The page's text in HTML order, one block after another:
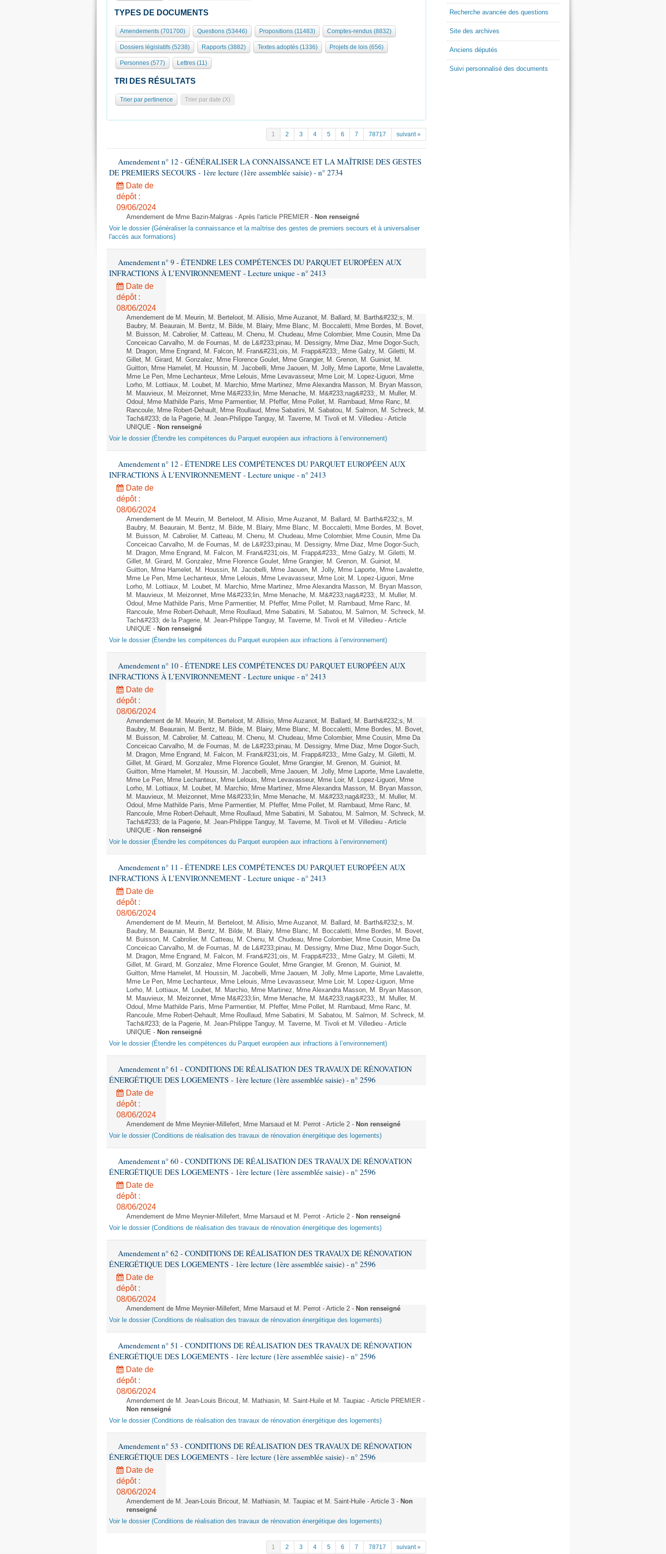
TYPES DE DOCUMENTS
Amendements (701700) Questions (53446) Propositions (11483) Comptes-rendus (8832)
Dossiers législatifs (5238) Rapports (3882) Textes adoptés (1336) Projets de lois (656)
Personnes (577) Lettres (11)
TRI DES RÉSULTATS
Trier par pertinence Trier par date (X)
1 2 3 4 5 6 7 78717 suivant »
Amendement n° 12 - GÉNÉRALISER LA CONNAISSANCE ET LA MAÎTRISE DES GESTES
DE PREMIERS SECOURS - 1ère lecture (1ère assemblée saisie) - n° 2734
Date de
dépôt :
09/06/2024
Amendement de Mme Bazin-Malgras - Après l'article PREMIER - Non renseigné
Voir le dossier (Généraliser la connaissance et la maîtrise des gestes de premiers secours et à universaliser
l'accès aux formations)
Amendement n° 9 - ÉTENDRE LES COMPÉTENCES DU PARQUET EUROPÉEN AUX
INFRACTIONS À L’ENVIRONNEMENT - Lecture unique - n° 2413
Date de
dépôt :
08/06/2024
Amendement de M. Meurin, M. Berteloot, M. Allisio, Mme Auzanot, M. Ballard, M. Barth&#232;s, M.
Baubry, M. Beaurain, M. Bentz, M. Bilde, M. Blairy, Mme Blanc, M. Boccaletti, Mme Bordes, M. Bovet,
M. Buisson, M. Cabrolier, M. Catteau, M. Chenu, M. Chudeau, Mme Colombier, Mme Cousin, Mme Da
Conceicao Carvalho, M. de Fournas, M. de L&#233;pinau, M. Dessigny, Mme Diaz, Mme Dogor-Such,
M. Dragon, Mme Engrand, M. Falcon, M. Fran&#231;ois, M. Frapp&#233;, Mme Galzy, M. Giletti, M.
Gillet, M. Girard, M. Gonzalez, Mme Florence Goulet, Mme Grangier, M. Grenon, M. Guiniot, M.
Guitton, Mme Hamelet, M. Houssin, M. Jacobelli, Mme Jaouen, M. Jolly, Mme Laporte, Mme Lavalette,
Mme Le Pen, Mme Lechanteux, Mme Lelouis, Mme Levavasseur, Mme Loir, M. Lopez-Liguori, Mme
Lorho, M. Lottiaux, M. Loubet, M. Marchio, Mme Martinez, Mme Alexandra Masson, M. Bryan Masson,
M. Mauvieux, M. Meizonnet, Mme M&#233;lin, Mme Menache, M. M&#233;nag&#233;, M. Muller, M.
Odoul, Mme Mathilde Paris, Mme Parmentier, M. Pfeffer, Mme Pollet, M. Rambaud, Mme Ranc, M.
Rancoule, Mme Robert-Dehault, Mme Roullaud, Mme Sabatini, M. Sabatou, M. Salmon, M. Schreck, M.
Tach&#233; de la Pagerie, M. Jean-Philippe Tanguy, M. Taverne, M. Tivoli et M. Villedieu - Article
UNIQUE - Non renseigné
Voir le dossier (Étendre les compétences du Parquet européen aux infractions à l’environnement)
Amendement n° 12 - ÉTENDRE LES COMPÉTENCES DU PARQUET EUROPÉEN AUX
INFRACTIONS À L’ENVIRONNEMENT - Lecture unique - n° 2413
Date de
dépôt :
08/06/2024
Amendement de M. Meurin, M. Berteloot, M. Allisio, Mme Auzanot, M. Ballard, M. Barth&#232;s, M.
Baubry, M. Beaurain, M. Bentz, M. Bilde, M. Blairy, Mme Blanc, M. Boccaletti, Mme Bordes, M. Bovet,
M. Buisson, M. Cabrolier, M. Catteau, M. Chenu, M. Chudeau, Mme Colombier, Mme Cousin, Mme Da
Conceicao Carvalho, M. de Fournas, M. de L&#233;pinau, M. Dessigny, Mme Diaz, Mme Dogor-Such,
M. Dragon, Mme Engrand, M. Falcon, M. Fran&#231;ois, M. Frapp&#233;, Mme Galzy, M. Giletti, M.
Gillet, M. Girard, M. Gonzalez, Mme Florence Goulet, Mme Grangier, M. Grenon, M. Guiniot, M.
Guitton, Mme Hamelet, M. Houssin, M. Jacobelli, Mme Jaouen, M. Jolly, Mme Laporte, Mme Lavalette,
Mme Le Pen, Mme Lechanteux, Mme Lelouis, Mme Levavasseur, Mme Loir, M. Lopez-Liguori, Mme
Lorho, M. Lottiaux, M. Loubet, M. Marchio, Mme Martinez, Mme Alexandra Masson, M. Bryan Masson,
M. Mauvieux, M. Meizonnet, Mme M&#233;lin, Mme Menache, M. M&#233;nag&#233;, M. Muller, M.
Odoul, Mme Mathilde Paris, Mme Parmentier, M. Pfeffer, Mme Pollet, M. Rambaud, Mme Ranc, M.
Rancoule, Mme Robert-Dehault, Mme Roullaud, Mme Sabatini, M. Sabatou, M. Salmon, M. Schreck, M.
Tach&#233; de la Pagerie, M. Jean-Philippe Tanguy, M. Taverne, M. Tivoli et M. Villedieu - Article
UNIQUE - Non renseigné
Voir le dossier (Étendre les compétences du Parquet européen aux infractions à l’environnement)
Amendement n° 10 - ÉTENDRE LES COMPÉTENCES DU PARQUET EUROPÉEN AUX
INFRACTIONS À L’ENVIRONNEMENT - Lecture unique - n° 2413
Date de
dépôt :
08/06/2024
Amendement de M. Meurin, M. Berteloot, M. Allisio, Mme Auzanot, M. Ballard, M. Barth&#232;s, M.
Baubry, M. Beaurain, M. Bentz, M. Bilde, M. Blairy, Mme Blanc, M. Boccaletti, Mme Bordes, M. Bovet,
M. Buisson, M. Cabrolier, M. Catteau, M. Chenu, M. Chudeau, Mme Colombier, Mme Cousin, Mme Da
Conceicao Carvalho, M. de Fournas, M. de L&#233;pinau, M. Dessigny, Mme Diaz, Mme Dogor-Such,
M. Dragon, Mme Engrand, M. Falcon, M. Fran&#231;ois, M. Frapp&#233;, Mme Galzy, M. Giletti, M.
Gillet, M. Girard, M. Gonzalez, Mme Florence Goulet, Mme Grangier, M. Grenon, M. Guiniot, M.
Guitton, Mme Hamelet, M. Houssin, M. Jacobelli, Mme Jaouen, M. Jolly, Mme Laporte, Mme Lavalette,
Mme Le Pen, Mme Lechanteux, Mme Lelouis, Mme Levavasseur, Mme Loir, M. Lopez-Liguori, Mme
Lorho, M. Lottiaux, M. Loubet, M. Marchio, Mme Martinez, Mme Alexandra Masson, M. Bryan Masson,
M. Mauvieux, M. Meizonnet, Mme M&#233;lin, Mme Menache, M. M&#233;nag&#233;, M. Muller, M.
Odoul, Mme Mathilde Paris, Mme Parmentier, M. Pfeffer, Mme Pollet, M. Rambaud, Mme Ranc, M.
Rancoule, Mme Robert-Dehault, Mme Roullaud, Mme Sabatini, M. Sabatou, M. Salmon, M. Schreck, M.
Tach&#233; de la Pagerie, M. Jean-Philippe Tanguy, M. Taverne, M. Tivoli et M. Villedieu - Article
UNIQUE - Non renseigné
Voir le dossier (Étendre les compétences du Parquet européen aux infractions à l’environnement)
Amendement n° 11 - ÉTENDRE LES COMPÉTENCES DU PARQUET EUROPÉEN AUX
INFRACTIONS À L’ENVIRONNEMENT - Lecture unique - n° 2413
Date de
dépôt :
08/06/2024
Amendement de M. Meurin, M. Berteloot, M. Allisio, Mme Auzanot, M. Ballard, M. Barth&#232;s, M.
Baubry, M. Beaurain, M. Bentz, M. Bilde, M. Blairy, Mme Blanc, M. Boccaletti, Mme Bordes, M. Bovet,
M. Buisson, M. Cabrolier, M. Catteau, M. Chenu, M. Chudeau, Mme Colombier, Mme Cousin, Mme Da
Conceicao Carvalho, M. de Fournas, M. de L&#233;pinau, M. Dessigny, Mme Diaz, Mme Dogor-Such,
M. Dragon, Mme Engrand, M. Falcon, M. Fran&#231;ois, M. Frapp&#233;, Mme Galzy, M. Giletti, M.
Gillet, M. Girard, M. Gonzalez, Mme Florence Goulet, Mme Grangier, M. Grenon, M. Guiniot, M.
Guitton, Mme Hamelet, M. Houssin, M. Jacobelli, Mme Jaouen, M. Jolly, Mme Laporte, Mme Lavalette,
Mme Le Pen, Mme Lechanteux, Mme Lelouis, Mme Levavasseur, Mme Loir, M. Lopez-Liguori, Mme
Lorho, M. Lottiaux, M. Loubet, M. Marchio, Mme Martinez, Mme Alexandra Masson, M. Bryan Masson,
M. Mauvieux, M. Meizonnet, Mme M&#233;lin, Mme Menache, M. M&#233;nag&#233;, M. Muller, M.
Odoul, Mme Mathilde Paris, Mme Parmentier, M. Pfeffer, Mme Pollet, M. Rambaud, Mme Ranc, M.
Rancoule, Mme Robert-Dehault, Mme Roullaud, Mme Sabatini, M. Sabatou, M. Salmon, M. Schreck, M.
Tach&#233; de la Pagerie, M. Jean-Philippe Tanguy, M. Taverne, M. Tivoli et M. Villedieu - Article
UNIQUE - Non renseigné
Voir le dossier (Étendre les compétences du Parquet européen aux infractions à l’environnement)
Amendement n° 61 - CONDITIONS DE RÉALISATION DES TRAVAUX DE RÉNOVATION
ÉNERGÉTIQUE DES LOGEMENTS - 1ère lecture (1ère assemblée saisie) - n° 2596
Date de
dépôt :
08/06/2024
Amendement de Mme Meynier-Millefert, Mme Marsaud et M. Perrot - Article 2 - Non renseigné
Voir le dossier (Conditions de réalisation des travaux de rénovation énergétique des logements)
Amendement n° 60 - CONDITIONS DE RÉALISATION DES TRAVAUX DE RÉNOVATION
ÉNERGÉTIQUE DES LOGEMENTS - 1ère lecture (1ère assemblée saisie) - n° 2596
Date de
dépôt :
08/06/2024
Amendement de Mme Meynier-Millefert, Mme Marsaud et M. Perrot - Article 2 - Non renseigné
Voir le dossier (Conditions de réalisation des travaux de rénovation énergétique des logements)
Amendement n° 62 - CONDITIONS DE RÉALISATION DES TRAVAUX DE RÉNOVATION
ÉNERGÉTIQUE DES LOGEMENTS - 1ère lecture (1ère assemblée saisie) - n° 2596
Date de
dépôt :
08/06/2024
Amendement de Mme Meynier-Millefert, Mme Marsaud et M. Perrot - Article 2 - Non renseigné
Voir le dossier (Conditions de réalisation des travaux de rénovation énergétique des logements)
Amendement n° 51 - CONDITIONS DE RÉALISATION DES TRAVAUX DE RÉNOVATION
ÉNERGÉTIQUE DES LOGEMENTS - 1ère lecture (1ère assemblée saisie) - n° 2596
Date de
dépôt :
08/06/2024
Amendement de M. Jean-Louis Bricout, M. Mathiasin, M. Saint-Huile et M. Taupiac - Article PREMIER -
Non renseigné
Voir le dossier (Conditions de réalisation des travaux de rénovation énergétique des logements)
Amendement n° 53 - CONDITIONS DE RÉALISATION DES TRAVAUX DE RÉNOVATION
ÉNERGÉTIQUE DES LOGEMENTS - 1ère lecture (1ère assemblée saisie) - n° 2596
Date de
dépôt :
08/06/2024
Amendement de M. Jean-Louis Bricout, M. Mathiasin, M. Taupiac et M. Saint-Huile - Article 3 - Non
renseigné
Voir le dossier (Conditions de réalisation des travaux de rénovation énergétique des logements)
1 2 3 4 5 6 7 78717 suivant »
Recherche avancée des questions
Site des archives
Anciens députés
Suivi personnalisé des documents